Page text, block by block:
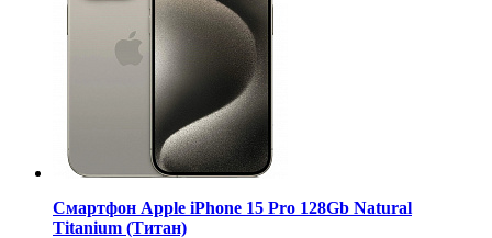
Смартфон Apple iPhone 15 Pro 128Gb Natural
Titanium (Титан)